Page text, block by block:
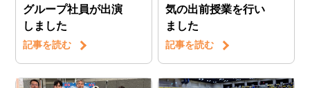
グループ社員が出演
しました
記事を読む
気の出前授業を行い
ました
記事を読む